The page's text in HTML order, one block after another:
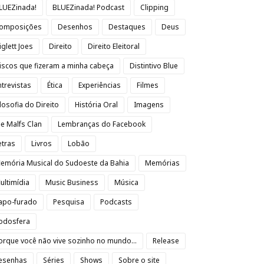
BLUEZinada! Podcast
Clipping
Desenhos Destaques
Deus
Joes
Direito
Direito Eleitoral
que fizeram a minha cabeça
Distintivo Blue
Ética Experiências
Filmes
do Direito
História Oral
Imagens
Malfs Clan
Lembranças do Facebook
Livros
Lobão
Musical do Sudoeste da Bahia
Memórias
Music Business
Música
furado
Pesquisa
Podcasts
você não vive sozinho no mundo...
Release
Séries Shows
Sobre o site